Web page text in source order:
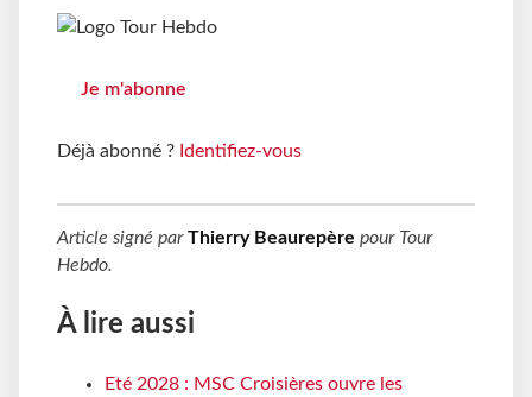
Je m'abonne
Déjà abonné ? Identifiez-vous
Article signé parThierry Beaurepère pour Tour
Hebdo.
À lire aussi
Eté 2028 : MSC Croisières ouvre les